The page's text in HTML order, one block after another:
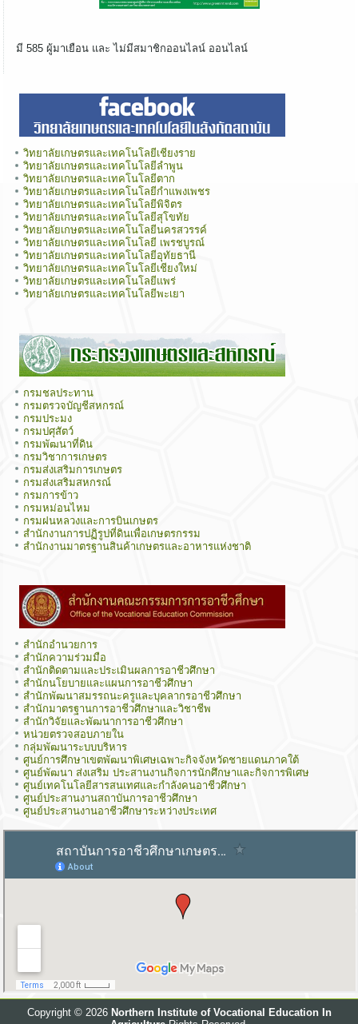
มี 585 ผู้มาเยือน และ ไม่มีสมาชิกออนไลน์ ออนไลน์
วิทยาลัยเกษตรและเทคโนโลยีเชียงราย
วิทยาลัยเกษตรและเทคโนโลยีลำพูน
วิทยาลัยเกษตรและเทคโนโลยีตาก
วิทยาลัยเกษตรและเทคโนโลยีกำแพงเพชร
วิทยาลัยเกษตรและเทคโนโลยีพิจิตร
วิทยาลัยเกษตรและเทคโนโลยีสุโขทัย
วิทยาลัยเกษตรและเทคโนโลยีนครสวรรค์
วิทยาลัยเกษตรและเทคโนโลยี เพรชบูรณ์
วิทยาลัยเกษตรและเทคโนโลยีอุทัยธานี
วิทยาลัยเกษตรและเทคโนโลยีเชียงใหม่
วิทยาลัยเกษตรและเทคโนโลยีแพร่
วิทยาลัยเกษตรและเทคโนโลยีพะเยา
กรมชลประทาน
กรมตรวจบัญชีสหกรณ์
กรมประมง
กรมปศุสัตว์
กรมพัฒนาที่ดิน
กรมวิชาการเกษตร
กรมส่งเสริมการเกษตร
กรมส่งเสริมสหกรณ์
กรมการข้าว
กรมหม่อนไหม
กรมฝนหลวงและการบินเกษตร
สำนักงานการปฏิรูปที่ดินเพื่อเกษตรกรรม
สำนักงานมาตรฐานสินค้าเกษตรและอาหารแห่งชาติ
สำนักอำนวยการ
สำนักความร่วมมือ
สำนักติดตามและประเมินผลการอาชีวศึกษา
สำนักนโยบายและแผนการอาชีวศึกษา
สำนักพัฒนาสมรรถนะครูและบุคลากรอาชีวศึกษา
สำนักมาตรฐานการอาชีวศึกษาและวิชาชีพ
สำนักวิจัยและพัฒนาการอาชีวศึกษา
หน่วยตรวจสอบภายใน
กลุ่มพัฒนาระบบบริหาร
ศูนย์การศึกษาเขตพัฒนาพิเศษเฉพาะกิจจังหวัดชายแดนภาคใต้
ศูนย์พัฒนา ส่งเสริม ประสานงานกิจการนักศึกษาและกิจการพิเศษ
ศูนย์เทคโนโลยีสารสนเทศและกำลังคนอาชีวศึกษา
ศูนย์ประสานงานสถาบันการอาชีวศึกษา
ศูนย์ประสานงานอาชีวศึกษาระหว่างประเทศ
Copyright © 2026 Northern Institute of Vocational Education In